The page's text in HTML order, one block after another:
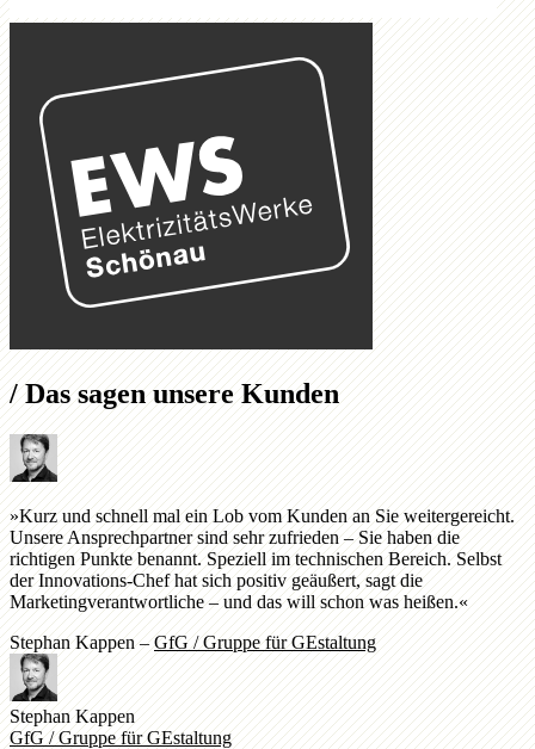
/Das sagen unsere Kunden
»Kurz und schnell mal ein Lob vom Kunden an Sie weitergereicht.
Unsere Ansprechpartner sind sehr zufrieden – Sie haben die
richtigen Punkte benannt. Speziell im technischen Bereich. Selbst
der Innovations-Chef hat sich positiv geäußert, sagt die
Marketingverantwortliche – und das will schon was heißen.«
Stephan Kappen –GfG / Gruppe für GEstaltung
Stephan Kappen
GfG / Gruppe für GEstaltung